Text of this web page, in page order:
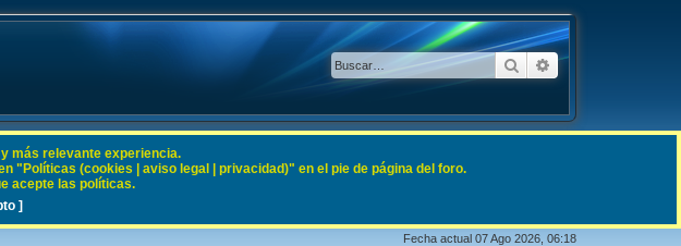
BuscarBúsqueda
Fecha actual 07 Ago 2026, 06:18
más relevante experiencia.
"Políticas (cookies | aviso legal | privacidad)" en el pie de página del foro.
acepte las políticas.
]